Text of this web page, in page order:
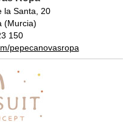
la Santa, 20
(Murcia)
150
pepecanovasropa